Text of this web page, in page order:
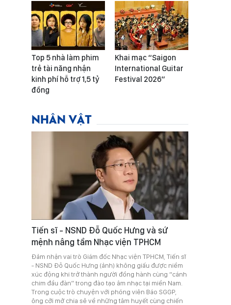
Top 5 nhà làm phim
trẻ tài năng nhận
kinh phí hỗ trợ 1,5 tỷ
đồng
Khai mạc “Saigon
International Guitar
Festival 2026”
NHÂN VẬT
Tiến sĩ - NSND Đỗ Quốc Hưng và sứ
mệnh nâng tầm Nhạc viện TPHCM
Đảm nhận vai trò Giám đốc Nhạc viện TPHCM, Tiến sĩ
- NSND Đỗ Quốc Hưng (ảnh) không giấu được niềm
xúc động khi trở thành người đồng hành cùng “cánh
chim đầu đàn” trong đào tạo âm nhạc tại miền Nam.
Trong cuộc trò chuyện với phóng viên Báo SGGP,
ông cởi mở chia sẻ về những tâm huyết cùng chiến